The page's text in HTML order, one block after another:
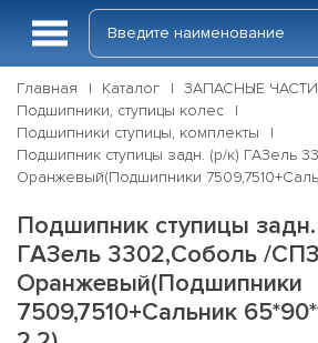
Главная Каталог
ЗАПАСНЫЕ ЧАСТИ
Подшипники, ступицы колес
Подшипники ступицы, комплекты
Подшипник ступицы задн. (р/к) ГАЗель
Оранжевый(Подшипники
Подшипник ступицы
ГАЗель 3302,Соболь /
Оранжевый(Подшипники
7509,7510+Сальник